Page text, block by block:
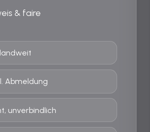
& faire
Abmeldung
unverbindlich